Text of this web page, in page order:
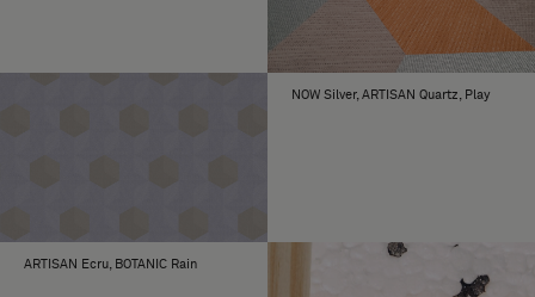
NOW Silver, ARTISAN Quartz, Play
ARTISAN Ecru, BOTANIC Rain